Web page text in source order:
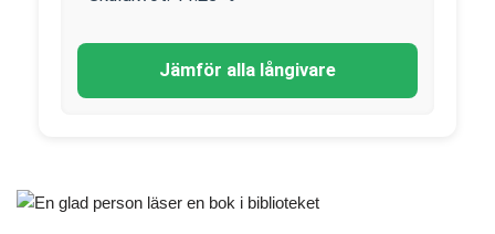
Jämför alla långivare